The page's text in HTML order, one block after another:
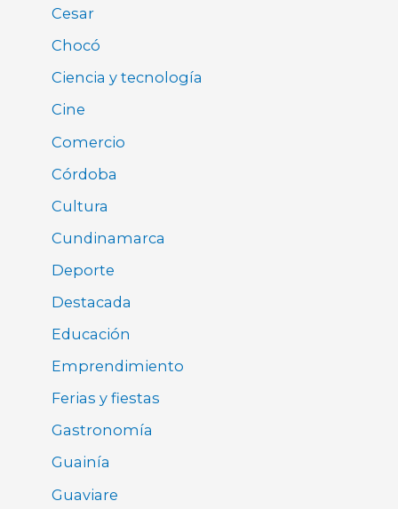
Cesar
Chocó
Ciencia y tecnología
Cine
Comercio
Córdoba
Cultura
Cundinamarca
Deporte
Destacada
Educación
Emprendimiento
Ferias y fiestas
Gastronomía
Guainía
Guaviare